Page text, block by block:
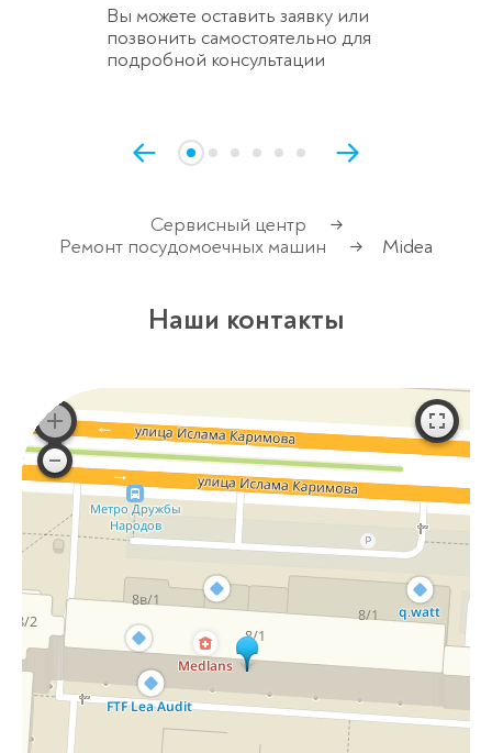
Вы можете оставить заявку или
позвонить самостоятельно для
подробной консультации
Сервисный центр
→
Ремонт посудомоечных машин
→ Midea
Наши контакты